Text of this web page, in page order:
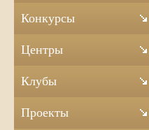
Конкурсы
Центры
Клубы
Проекты